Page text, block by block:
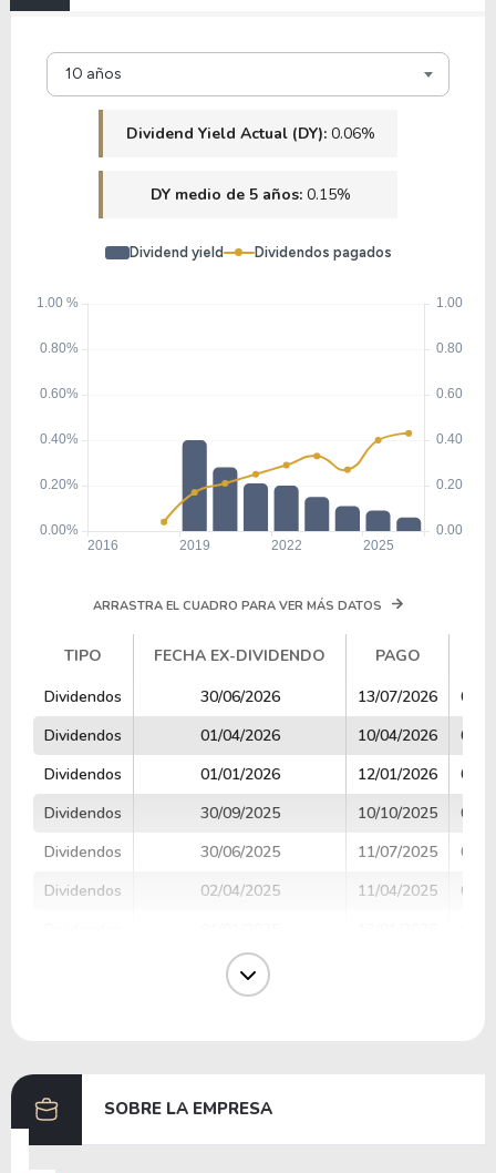
10 años
Dividend Yield Actual (DY): 0.06%
DY medio de 5 años: 0.15%
Dividend yield Dividendos pagados
ARRASTRA EL CUADRO PARA VER MÁS DATOS
TIPO FECHA EX-DIVIDENDO PAGO
TIPO
FECHA EX-DIVIDENDO PAGO
Dividendos 30/06/2026 13/07/2026
Dividendos
01/04/2026 10/04/2026
Dividendos
01/01/2026 12/01/2026
Dividendos
30/09/2025 10/10/2025
Dividendos
30/06/2025 11/07/2025
Dividendos
02/04/2025 11/04/2025
30/09/2024
SOBRE LA EMPRESA